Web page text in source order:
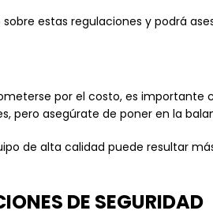
estas regulaciones y podrá
por el costo, es
pero asegúrate de poner en la
de alta calidad puede resultar
DE SEGURIDAD